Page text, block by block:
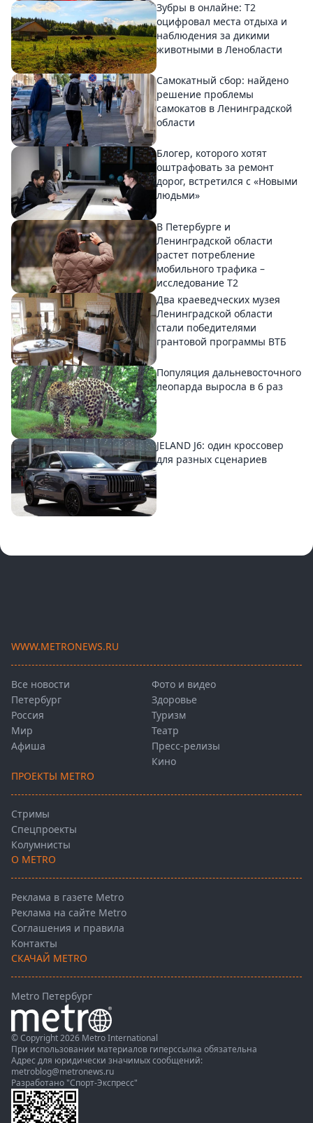
Зубры в онлайне: Т2
оцифровал места отдыха и
наблюдения за дикими
животными в Ленобласти
Самокатный сбор: найдено
решение проблемы
самокатов в Ленинградской
области
Блогер, которого хотят
оштрафовать за ремонт
дорог, встретился с «Новыми
людьми»
В Петербурге и
Ленинградской области
растет потребление
мобильного трафика –
исследование T2
Два краеведческих музея
Ленинградской области
стали победителями
грантовой программы ВТБ
Популяция дальневосточного
леопарда выросла в 6 раз
JELAND J6: один кроссовер
для разных сценариев
WWW.METRONEWS.RU
Все новости
Петербург
Россия
Мир
Афиша
Фото и видео
Здоровье
Туризм
Театр
Пресс-релизы
Кино
ПРОЕКТЫ METRO
Стримы
Спецпроекты
Колумнисты
О METRO
Реклама в газете Metro
Реклама на сайте Metro
Соглашения и правила
Контакты
СКАЧАЙ METRO
Metro Петербург
© Copyright 2026 Metro International
При использовании материалов гиперссылка обязательна
Адрес для юридически значимых сообщений:
metroblog@metronews.ru
Разработано "Спорт-Экспресс"